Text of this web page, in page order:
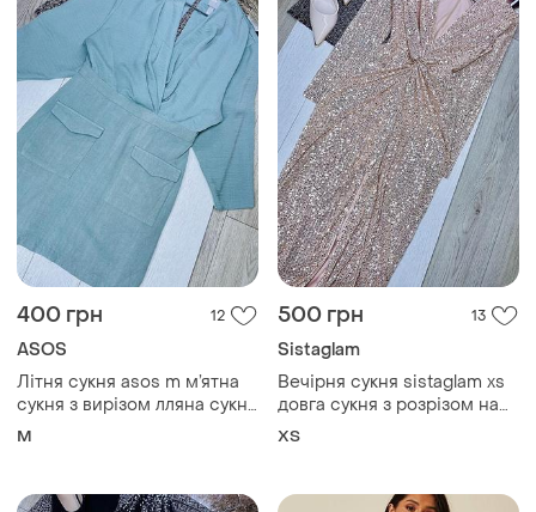
400 грн 12
ASOS
Літня сукня asos m м’ятна
сукня з вирізом лляна сукня
з накладними кишенями
M
500 грн 13
Sistaglam
Вечірня сукня sistaglam xs
довга сукня з розрізом на
нозі святкова сукня в
ХS